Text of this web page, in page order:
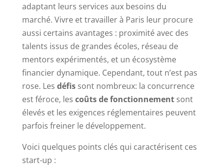
adaptant leurs services aux besoins du
marché. Vivre et travailler à Paris leur procure
aussi certains avantages : proximité avec des
talents issus de grandes écoles, réseau de
mentors expérimentés, et un écosystème
financier dynamique. Cependant, tout n’est pas
rose. Les défissont nombreux: la concurrence
est féroce, les coûts de fonctionnementsont
élevés et les exigences réglementaires peuvent
parfois freiner le développement.
Voici quelques points clés qui caractérisent ces
start-up :